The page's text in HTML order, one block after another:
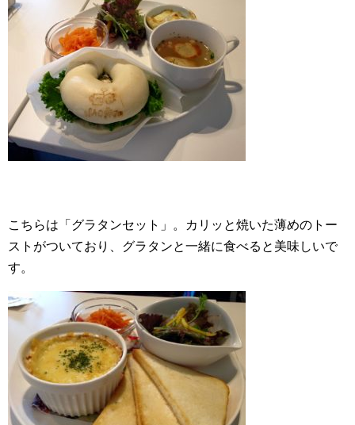
こちらは「グラタンセット」。カリッと焼いた薄めのトー
ストがついており、グラタンと一緒に食べると美味しいで
す。